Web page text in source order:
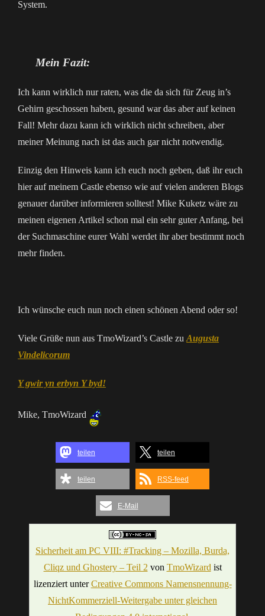
System.
Mein Fazit:
Ich kann wirklich nur raten, was die da sich für Zeug in’s
Gehirn geschossen haben, gesund war das aber auf keinen
Fall! Mehr dazu kann ich wirklich nicht schreiben, aber
meiner Meinung nach ist das auch gar nicht notwendig.
Einzig den Hinweis kann ich euch noch geben, daß ihr euch
hier auf meinem Castle ebenso wie auf vielen anderen Blogs
genauer darüber informieren solltest! Mike Kuketz wäre zu
meinen eigenen Artikel schon mal ein sehr guter Anfang, bei
der Suchmaschine eurer Wahl werdet ihr aber bestimmt noch
mehr finden.
Ich wünsche euch nun noch einen schönen Abend oder so!
Viele Grüße nun aus TmoWizard’s Castle zu Augusta
Vindelicorum
Y gwir yn erbyn Y byd!
Mike, TmoWizard
teilen teilen
teilen RSS-feed
E-Mail
Sicherheit am PC VIII: #Tracking – Mozilla, Burda,
Cliqz und Ghostery – Teil 2 von TmoWizard ist
lizenziert unterCreative Commons Namensnennung-
NichtKommerziell-Weitergabe unter gleichen